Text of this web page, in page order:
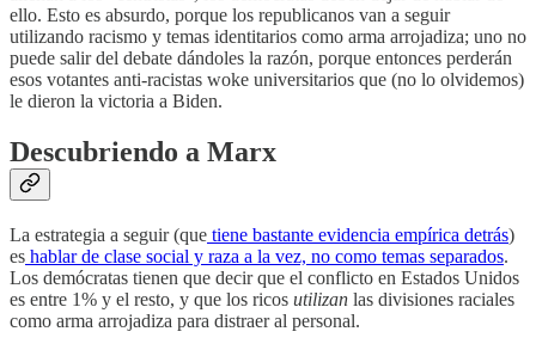
ello. Esto es absurdo, porque los republicanos van a seguir
utilizando racismo y temas identitarios como arma arrojadiza; uno no
puede salir del debate dándoles la razón, porque entonces perderán
esos votantes anti-racistas woke universitarios que (no lo olvidemos)
le dieron la victoria a Biden.
Descubriendo a Marx
La estrategia a seguir (que tiene bastante evidencia empírica detrás)
es hablar de clase social y raza a la vez, no como temas separados.
Los demócratas tienen que decir que el conflicto en Estados Unidos
es entre 1% y el resto, y que los ricos utilizan las divisiones raciales
como arma arrojadiza para distraer al personal.